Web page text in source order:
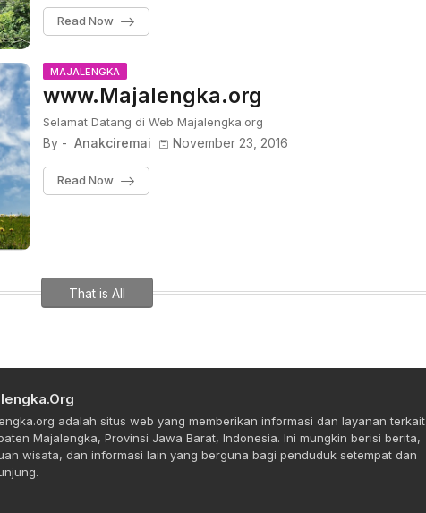
Read Now
MAJALENGKA
www.Majalengka.org
Selamat Datang di Web Majalengka.org
By - Anakciremai November 23, 2016
Read Now
That is All
adalah situs web yang memberikan informasi dan layanan terkait
Majalengka, Provinsi Jawa Barat, Indonesia. Ini mungkin berisi berita,
wisata, dan informasi lain yang berguna bagi penduduk setempat dan